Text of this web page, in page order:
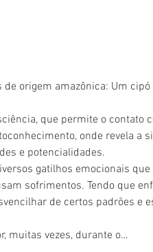
origem amazônica: Um
que permite o contato
onde revela a
e potencialidades.
gatilhos emocionais
sofrimentos. Tendo que
de certos padrões e
muitas vezes, durante o…